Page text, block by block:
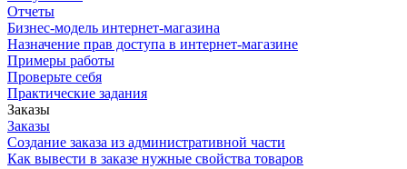
Отчеты
Бизнес-модель интернет-магазина
Назначение прав доступа в интернет-магазине
Примеры работы
Проверьте себя
Практические задания
Заказы
Заказы
Создание заказа из административной части
Как вывести в заказе нужные свойства товаров